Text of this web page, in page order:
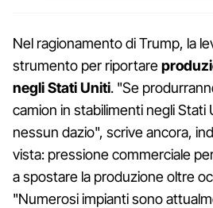
Nel ragionamento di Trump, la
strumento per riportare
negli Stati Uniti. "Se
camion in stabilimenti negli Stati
nessun dazio", scrive ancora,
vista: pressione commerciale
a spostare la produzione oltre
"Numerosi impianti sono